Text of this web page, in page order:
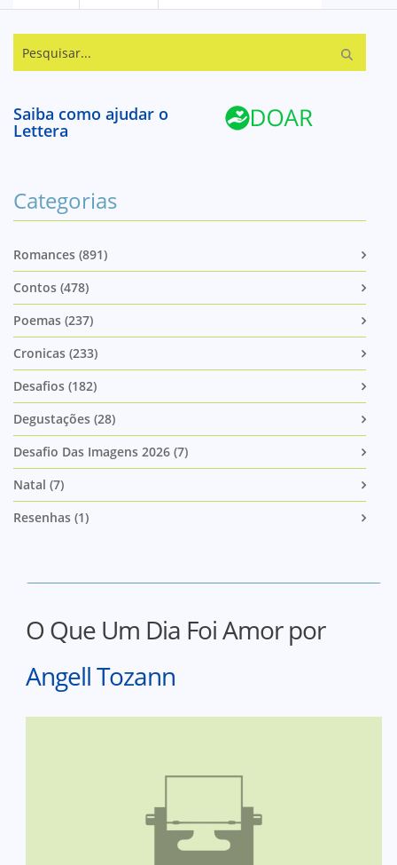
Saiba como ajudar o
Lettera
Categorias
Romances (891)
Contos (478)
Poemas (237)
Cronicas (233)
Desafios (182)
Degustações (28)
Desafio Das Imagens 2026 (7)
Natal (7)
Resenhas (1)
O Que Um Dia Foi Amor por
Angell Tozann